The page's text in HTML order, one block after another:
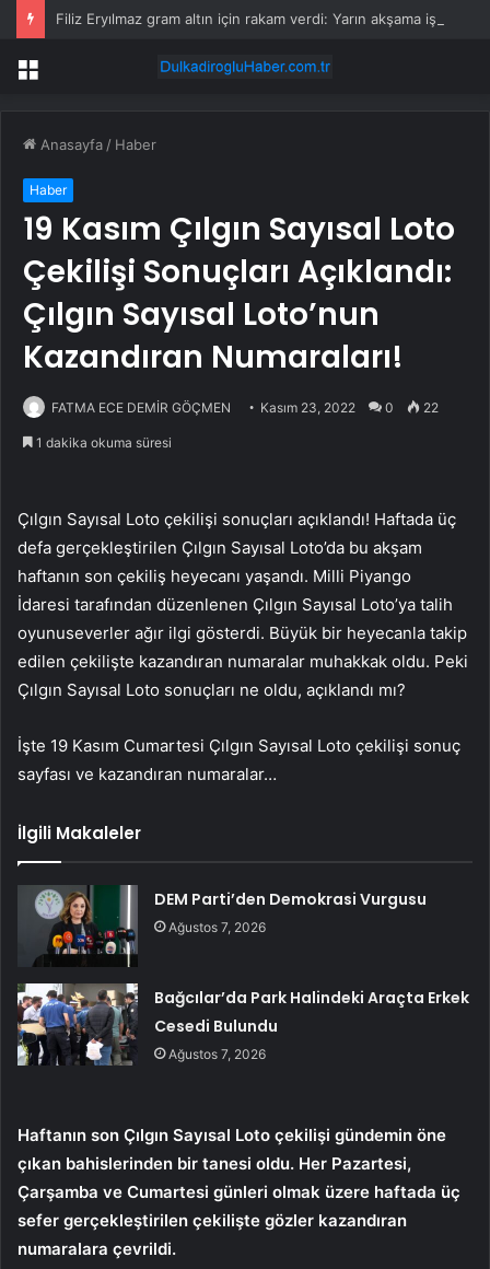
Menü
Anasayfa / Haber
Haber
19 Kasım Çılgın Sayısal Loto
Çekilişi Sonuçları Açıklandı:
Çılgın Sayısal Loto’nun
Kazandıran Numaraları!
FATMA ECE DEMİR GÖÇMEN Kasım 23, 2022 0 22
1 dakika okuma süresi
Çılgın Sayısal Loto çekilişi sonuçları açıklandı! Haftada üç
defa gerçekleştirilen Çılgın Sayısal Loto’da bu akşam
haftanın son çekiliş heyecanı yaşandı. Milli Piyango
İdaresi tarafından düzenlenen Çılgın Sayısal Loto’ya talih
oyunuseverler ağır ilgi gösterdi. Büyük bir heyecanla takip
edilen çekilişte kazandıran numaralar muhakkak oldu. Peki
Çılgın Sayısal Loto sonuçları ne oldu, açıklandı mı?
İşte 19 Kasım Cumartesi Çılgın Sayısal Loto çekilişi sonuç
sayfası ve kazandıran numaralar…
İlgili Makaleler
DEM Parti’den Demokrasi Vurgusu
Ağustos 7, 2026
Bağcılar’da Park Halindeki Araçta Erkek
Cesedi Bulundu
Ağustos 7, 2026
Haftanın son Çılgın Sayısal Loto çekilişi gündemin öne
çıkan bahislerinden bir tanesi oldu. Her Pazartesi,
Çarşamba ve Cumartesi günleri olmak üzere haftada üç
sefer gerçekleştirilen çekilişte gözler kazandıran
numaralara çevrildi.